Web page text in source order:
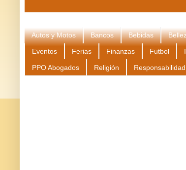
Autos y Motos Bancos Bebidas
Eventos Ferias Finanzas Futbol
PPO Abogados Religión